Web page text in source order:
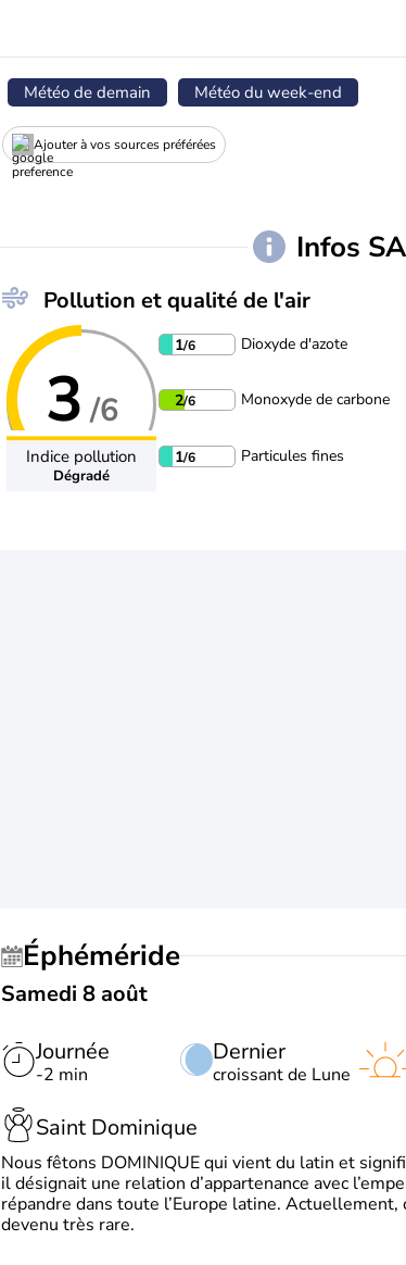
Météo de demain Météo du week-end
Ajouter à vos sources préférées
Infos
Pollution et qualité de l'air
3 /6
Indice pollution
Dégradé
1/6 Dioxyde d'azote
2/6 Monoxyde de carbone
1/6 Particules fines
Éphéméride
Samedi 8 août
Journée
-2 min
Dernier
croissant de Lune
Saint Dominique
Nous fêtons DOMINIQUE qui vient du latin et
il désignait une relation d’appartenance avec
répandre dans toute l’Europe latine. Actuellement,
devenu très rare.